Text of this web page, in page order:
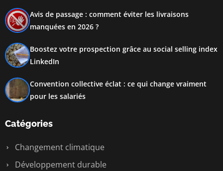
Avis de passage : comment éviter les livraisons
manquées en 2026 ?
Boostez votre prospection grâce au social selling index
LinkedIn
Convention collective éclat : ce qui change vraiment
pour les salariés
Catégories
Changement climatique
Développement durable